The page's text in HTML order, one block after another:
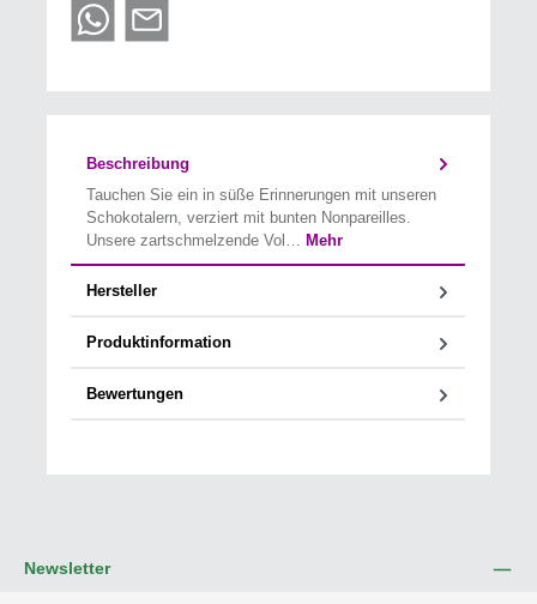
Beschreibung
Tauchen Sie ein in süße Erinnerungen mit unseren
Schokotalern, verziert mit bunten Nonpareilles.
Unsere zartschmelzende Vol… Mehr
Hersteller
Produktinformation
Bewertungen
Newsletter